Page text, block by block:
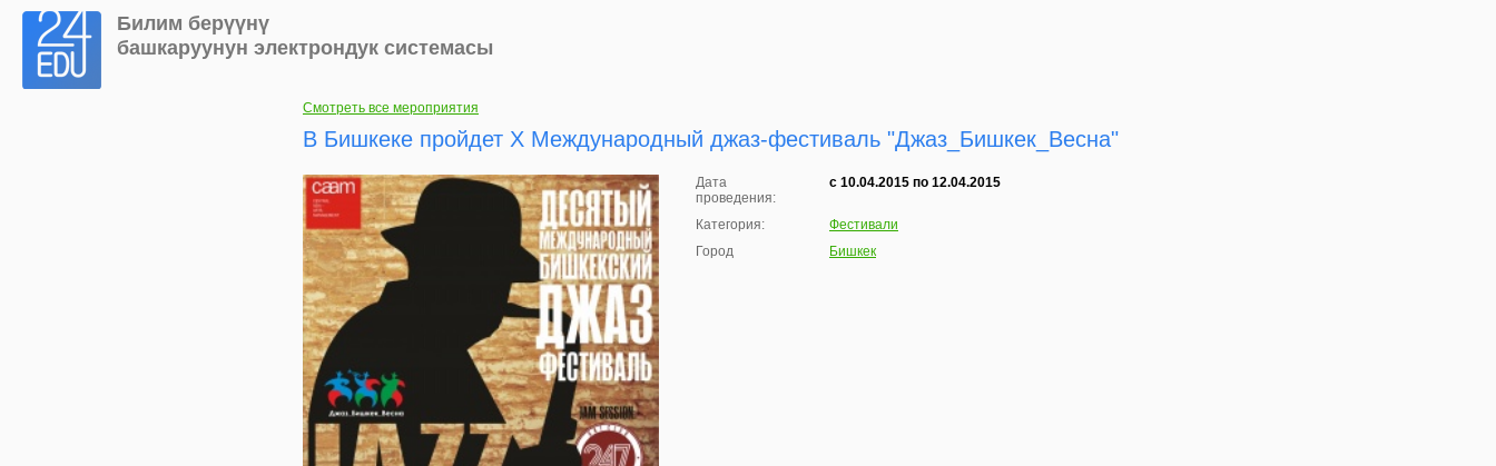
Билим берүүнү
башкаруунун электрондук системасы
Смотреть все мероприятия
В Бишкеке пройдет Х Международный джаз-фестиваль "Джаз_Бишкек_Весна"
Дата
проведения:
с 10.04.2015 по 12.04.2015
Категория:
Фестивали
Город
Бишкек